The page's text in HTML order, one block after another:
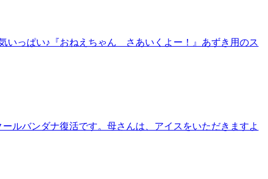
いっぱい♪『おねえちゃん さあいくよー！』あずき用のス
ルバンダナ復活です。母さんは、アイスをいただきますよ